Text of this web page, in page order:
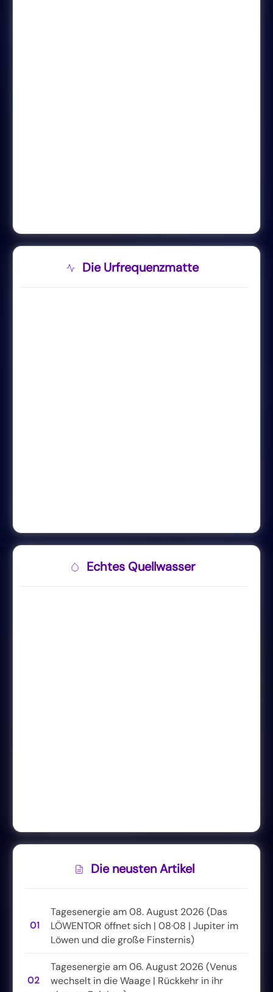
Die Urfrequenzmatte
Echtes Quellwasser
Die neusten Artikel
01
Tagesenergie am 08. August 2026 (Das
LÖWENTOR öffnet sich | 08·08 | Jupiter im
Löwen und die große Finsternis)
02
Tagesenergie am 06. August 2026 (Venus
wechselt in die Waage | Rückkehr in ihr